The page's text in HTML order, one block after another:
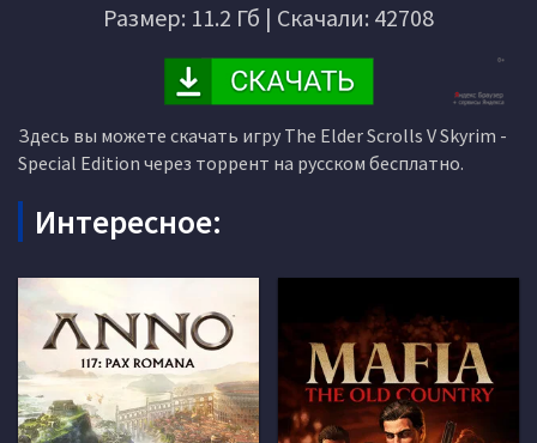
Размер: 11.2 Гб | Скачали: 42708
Здесь вы можете скачать игру The Elder Scrolls V Skyrim -
Special Edition через торрент на русском бесплатно.
Интересное: